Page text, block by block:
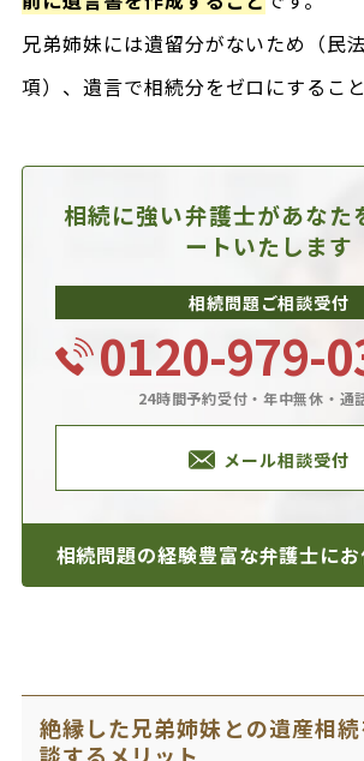
兄弟姉妹には遺留分がないため（民
項）、遺言で相続分をゼロにすること
相続に強い弁護士があなた
ートいたします
相続問題ご相談受付
0120-979-
24時間予約受付・年中無休・通
メール相談受付
相続問題の経験豊富な弁護士に
絶縁した兄弟姉妹との遺産相
談するメリット